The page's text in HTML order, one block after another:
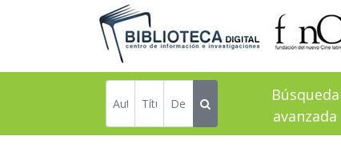
Búsqueda
avanzada